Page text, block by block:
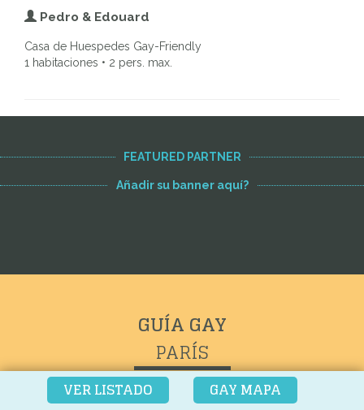
Pedro & Edouard
Casa de Huespedes Gay-Friendly
1 habitaciones • 2 pers. max.
VER LISTADO GAY MAPA
FEATURED PARTNER
Añadir su banner aquí?
GUÍA GAY
PARÍS